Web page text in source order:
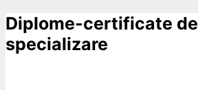
Diplome-certificate de
specializare